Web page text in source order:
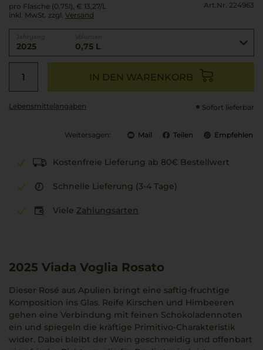
pro Flasche (0.75l), € 13,27/L
inkl. MwSt. zzgl. Versand
Art.Nr. 224963
2025 0,75 L
IN DEN WARENKORB
Lebensmittel­angaben Sofort lieferbar
Weitersagen: Mail Teilen Empfehlen
Kostenfreie Lieferung ab 80€ Bestellwert
Schnelle Lieferung (3-4 Tage)
Viele Zahlungsarten
2025 Viada Voglia Rosato
Dieser Rosé aus Apulien bringt eine saftig-fruchtige
Komposition ins Glas. Reife Kirschen und Himbeeren
gehen eine Verbindung mit feinen Schokoladennoten
ein und spiegeln die kräftige Primitivo-Charakteristik
wider. Dabei bleibt der Wein geschmeidig und offenbart